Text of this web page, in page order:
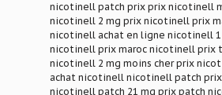
nicotinell patch prix prix nicotinell
nicotinell 2 mg prix nicotinell prix
nicotinell achat en ligne nicotinell
nicotinell prix maroc nicotinell prix
nicotinell 2 mg moins cher prix
achat nicotinell nicotinell patch prix
nicotinell patch 21 mg prix patch